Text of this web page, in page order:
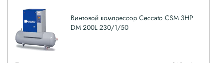
Винтовой компрессор Ceccato CSM 3HP
DM 200L 230/1/50